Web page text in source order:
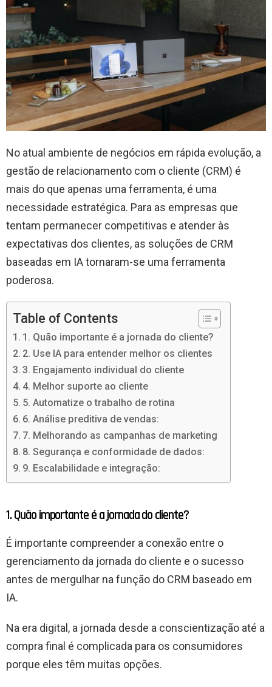
No atual ambiente de negócios em rápida evolução, a
gestão de relacionamento com o cliente (CRM) é
mais do que apenas uma ferramenta, é uma
necessidade estratégica. Para as empresas que
tentam permanecer competitivas e atender às
expectativas dos clientes, as soluções de CRM
baseadas em IA tornaram-se uma ferramenta
poderosa.
Table of Contents
1. Quão importante é a jornada do cliente?
2. Use IA para entender melhor os clientes
3. Engajamento individual do cliente
4. Melhor suporte ao cliente
5. Automatize o trabalho de rotina
6. Análise preditiva de vendas:
7. Melhorando as campanhas de marketing
8. Segurança e conformidade de dados:
9. Escalabilidade e integração:
1. Quão importante é a jornada do cliente?
É importante compreender a conexão entre o
gerenciamento da jornada do cliente e o sucesso
antes de mergulhar na função do CRM baseado em
IA.
Na era digital, a jornada desde a conscientização até a
compra final é complicada para os consumidores
porque eles têm muitas opções.